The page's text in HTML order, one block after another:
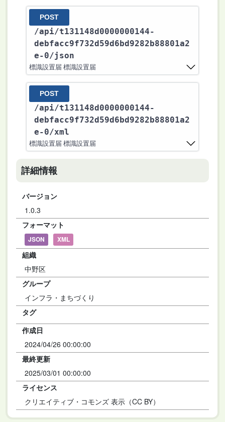
POST
/api/t131148d0000000144-
debfacc9f732d59d6bd9282b88801a2
e-0/json
標識設置届 標識設置届
POST
/api/t131148d0000000144-
debfacc9f732d59d6bd9282b88801a2
e-0/xml
標識設置届 標識設置届
詳細情報
バージョン
1.0.3
フォーマット
JSON XML
組織
中野区
グループ
インフラ・まちづくり
タグ
作成日
2024/04/26 00:00:00
最終更新
2025/03/01 00:00:00
ライセンス
クリエイティブ・コモンズ 表示（CC BY）